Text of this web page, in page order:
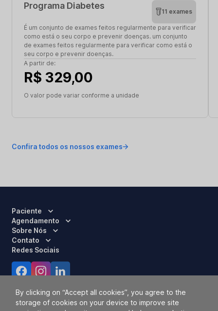
By clicking on “Accept all cookies”, you agree to the
storage of cookies on your device to improve site
Programa Diabetes
11 exames
É um conjunto de exames feitos regularmente para verificar
como está o seu corpo e prevenir doenças. um conjunto
de exames feitos regularmente para verificar como está o
seu corpo e prevenir doenças.
A partir de:
R$ 329,00
O valor pode variar conforme a unidade
Confira todos os nossos exames
Paciente
Agendamento
Sobre Nós
Contato
Redes Sociais